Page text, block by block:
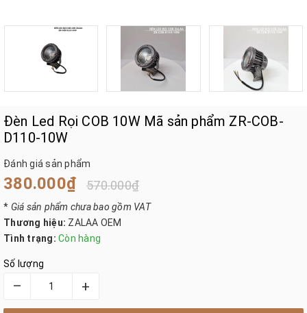
Đèn Led Rọi COB 10W Mã sản phẩm ZR-COB-
D110-10W
Đánh giá sản phẩm
380.000₫ 570.000₫
* Giá sản phẩm chưa bao gồm VAT
Thương hiệu: ZALAA OEM
Tình trạng: Còn hàng
Số lượng
– +